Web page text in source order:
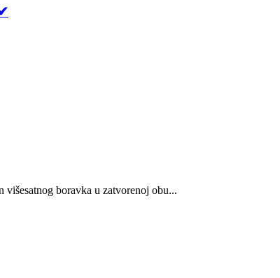
višesatnog boravka u zatvorenoj obu...